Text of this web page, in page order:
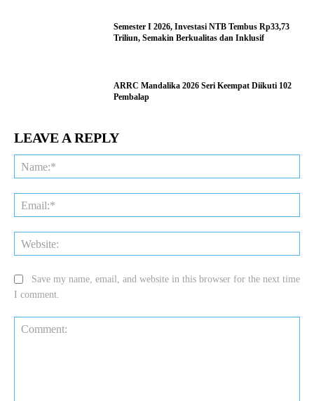
Semester I 2026, Investasi NTB Tembus Rp33,73
Triliun, Semakin Berkualitas dan Inklusif
ARRC Mandalika 2026 Seri Keempat Diikuti 102
Pembalap
LEAVE A REPLY
Save my name, email, and website in this browser for the next time
I comment.